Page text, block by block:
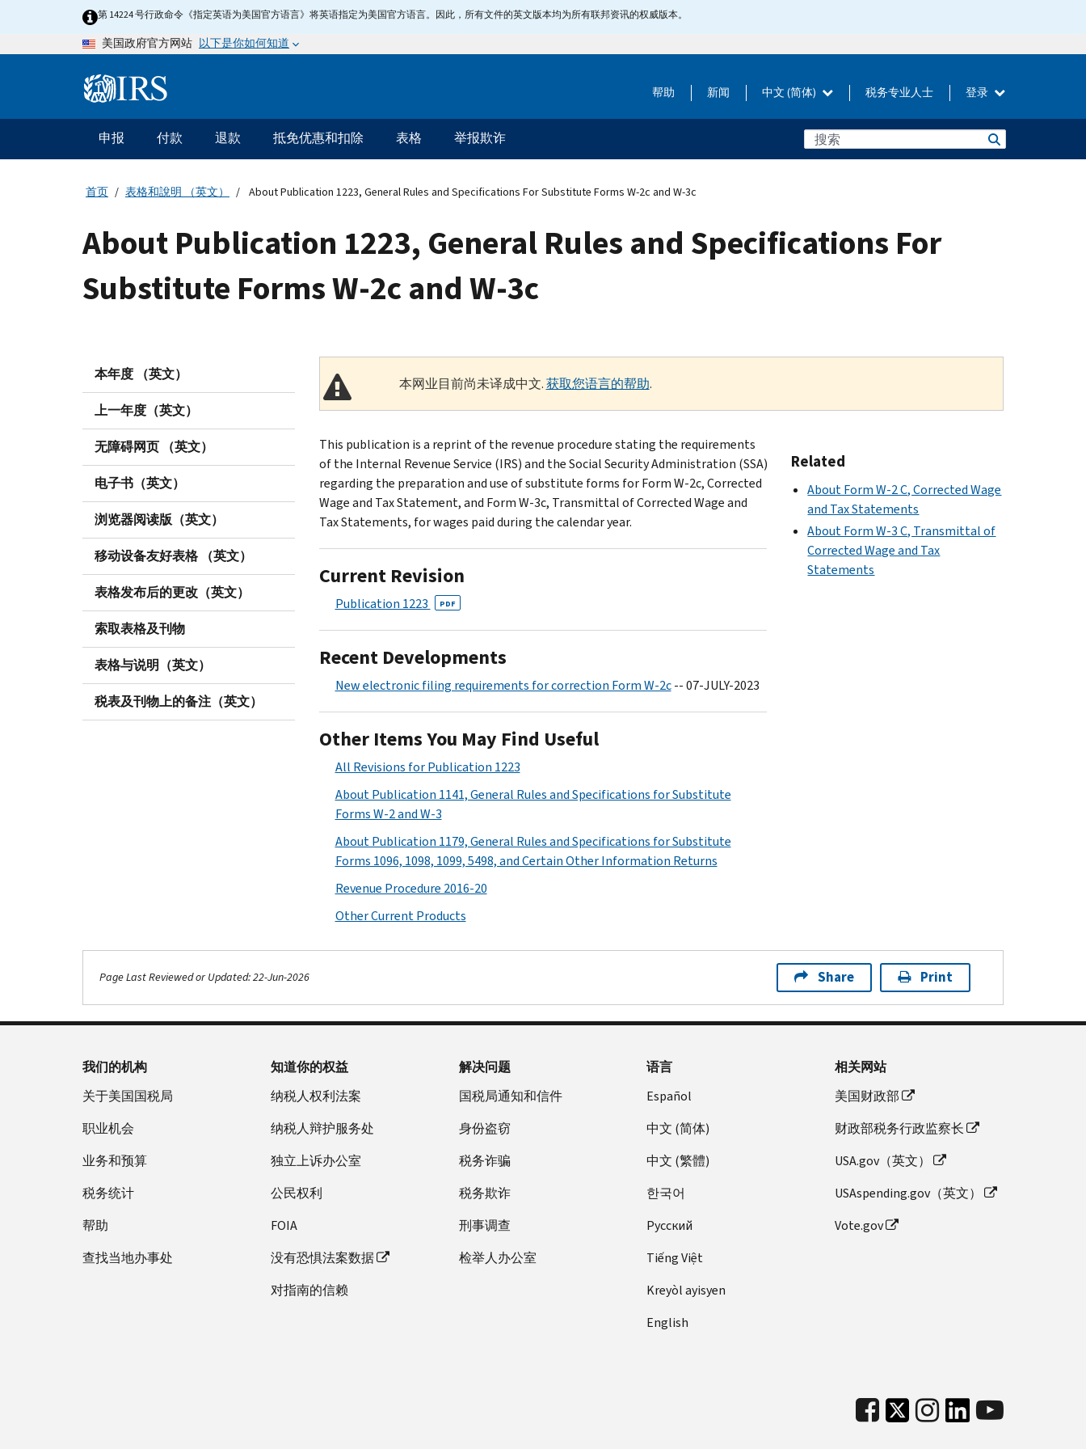
第 14224 号行政命令《指定英语为美国官方语言》将英语指定为美国官方语言。因此，所有文件的英文版本均为所有联邦资讯的权威版本。
美国政府官方网站 以下是你如何知道
Information 帮助 新闻 中文 (简体) 税务专业人士 登录
主
要
导
申报 付款 退款 抵免优惠和扣除 表格 举报欺诈
首页 表格和說明 （英文） About Publication 1223, General Rules and Specifications For Substitute Forms W-2c and W-3c
About Publication 1223, General Rules and Specifications For
Substitute Forms W-2c and W-3c
本年度 （英文）
上一年度（英文）
无障碍网页 （英文）
电子书（英文）
浏览器阅读版（英文）
移动设备友好表格 （英文）
表格发布后的更改（英文）
索取表格及刊物
表格与说明（英文）
税表及刊物上的备注（英文）
本网业目前尚未译成中文.获取您语言的帮助.
This publication is a reprint of the revenue procedure stating the requirements
of the Internal Revenue Service (IRS) and the Social Security Administration (SSA)
regarding the preparation and use of substitute forms for Form W-2c, Corrected
Wage and Tax Statement, and Form W-3c, Transmittal of Corrected Wage and
Tax Statements, for wages paid during the calendar year.
Current Revision
Publication 1223 PDF
Recent Developments
New electronic filing requirements for correction Form W-2c-- 07-JULY-2023
Other Items You May Find Useful
All Revisions for Publication 1223
About Publication 1141, General Rules and Specifications for Substitute
Forms W-2 and W-3
About Publication 1179, General Rules and Specifications for Substitute
Forms 1096, 1098, 1099, 5498, and Certain Other Information Returns
Revenue Procedure 2016-20
Other Current Products
Related
About Form W-2 C, Corrected Wage
and Tax Statements
About Form W-3 C, Transmittal of
Corrected Wage and Tax
Statements
Page Last Reviewed or Updated: 22-Jun-2026 Share Print
我们的机构
关于美国国税局
职业机会
业务和预算
税务统计
帮助
查找当地办事处
知道你的权益
纳税人权利法案
纳税人辩护服务处
独立上诉办公室
公民权利
FOIA
没有恐惧法案数据
对指南的信赖
解决问题
国税局通知和信件
身份盗窃
税务诈骗
税务欺诈
刑事调查
检举人办公室
语言
Español
中文 (简体)
中文 (繁體)
한국어
Pусский
Tiếng Việt
Kreyòl ayisyen
English
相关网站
美国财政部
财政部税务行政监察长
USA.gov（英文）
USAspending.gov（英文）
Vote.gov